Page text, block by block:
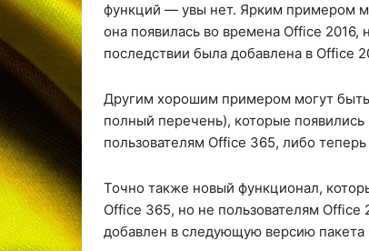
функций — увы нет. Ярким примером
она появилась во времена Office 2016,
последствии была добавлена в Office
Другим хорошим примером могут
полный перечень), которые
пользователям Office 365, либо
Точно также новый функционал,
Office 365, но не пользователям
добавлен в следующую версию пакета